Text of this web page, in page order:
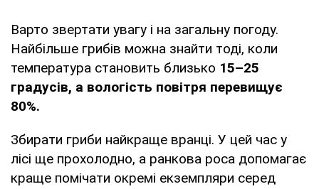
Варто звертати увагу і на загальну погоду.
Найбільше грибів можна знайти тоді, коли
температура становить близько 15–25
градусів, а вологість повітря перевищує
80%.
Збирати гриби найкраще вранці. У цей час у
лісі ще прохолодно, а ранкова роса допомагає
краще помічати окремі екземпляри серед